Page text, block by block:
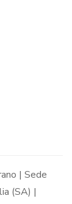
| Sede
(SA) |